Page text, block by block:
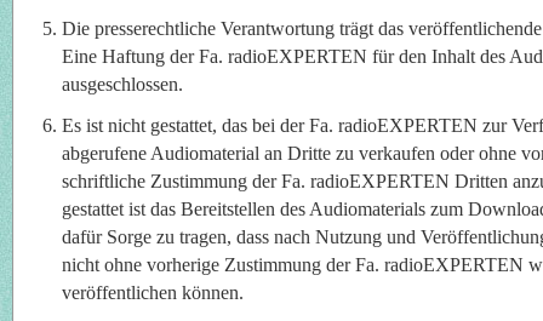
Die presserechtliche Verantwortung trägt das
Eine Haftung der Fa. radioEXPERTEN für den Inhalt des
ausgeschlossen.
Es ist nicht gestattet, das bei der Fa. radioEXPERTEN zur
abgerufene Audiomaterial an Dritte zu verkaufen oder ohne
schriftliche Zustimmung der Fa. radioEXPERTEN Dritten
gestattet ist das Bereitstellen des Audiomaterials zum
dafür Sorge zu tragen, dass nach Nutzung und
nicht ohne vorherige Zustimmung der Fa. radioEXPERTEN
veröffentlichen können.